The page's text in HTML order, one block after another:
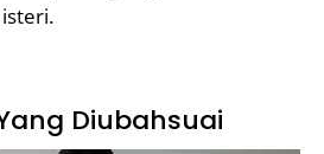
Diubahsuai